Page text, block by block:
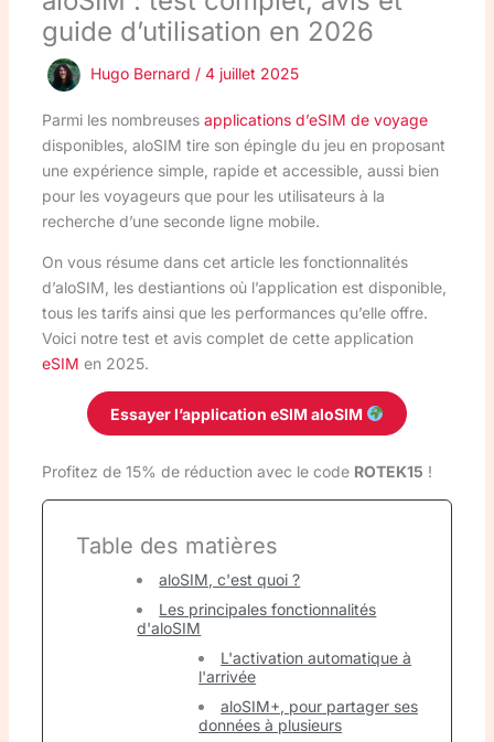
guide d’utilisation en 2026
Hugo Bernard / 4 juillet 2025
Parmi les nombreuses applications d’eSIM de voyage
disponibles, aloSIM tire son épingle du jeu en proposant
une expérience simple, rapide et accessible, aussi bien
pour les voyageurs que pour les utilisateurs à la
recherche d’une seconde ligne mobile.
On vous résume dans cet article les fonctionnalités
d’aloSIM, les destiantions où l’application est disponible,
tous les tarifs ainsi que les performances qu’elle offre.
Voici notre test et avis complet de cette application
eSIM en 2025.
Essayer l’application eSIM aloSIM
Profitez de 15% de réduction avec le code ROTEK15 !
Table des matières
aloSIM, c'est quoi ?
Les principales fonctionnalités
d'aloSIM
L'activation automatique à
l'arrivée
aloSIM+, pour partager ses
données à plusieurs